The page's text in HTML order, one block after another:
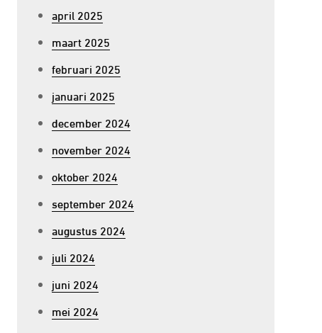
april 2025
maart 2025
februari 2025
januari 2025
december 2024
november 2024
oktober 2024
september 2024
augustus 2024
juli 2024
juni 2024
mei 2024